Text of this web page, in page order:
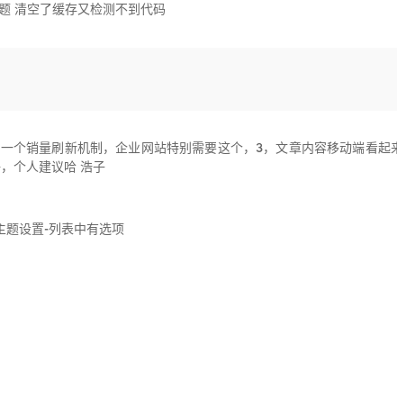
清空了缓存又检测不到代码
个销量刷新机制，企业网站特别需要这个，3，文章内容移动端看起
个人建议哈 浩子
题设置-列表中有选项